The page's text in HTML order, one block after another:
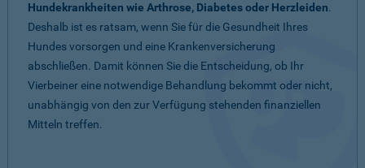
Hundekrankheiten wie Arthrose, Diabetes oder Herzleiden.
Deshalb ist es ratsam, wenn Sie für die Gesundheit Ihres
Hundes vorsorgen und eine Krankenversicherung
abschließen. Damit können Sie die Entscheidung, ob Ihr
Vierbeiner eine notwendige Behandlung bekommt oder nicht,
unabhängig von den zur Verfügung stehenden finanziellen
Mitteln treffen.